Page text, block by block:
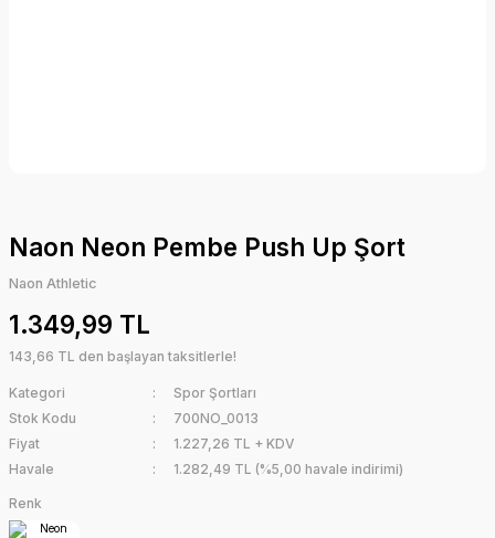
Naon Neon Pembe Push Up Şort
Naon Athletic
1.349,99 TL
143,66 TL den başlayan taksitlerle!
Kategori
Spor Şortları
Stok Kodu
700NO_0013
Fiyat
1.227,26 TL + KDV
Havale
1.282,49 TL (%5,00 havale indirimi)
Renk